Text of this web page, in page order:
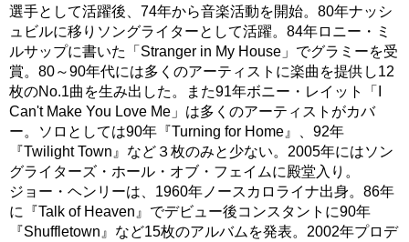
選手として活躍後、74年から音楽活動を開始。80年ナッシ
ュビルに移りソングライターとして活躍。84年ロニー・ミ
ルサップに書いた「Stranger in My House」でグラミーを受
賞。80～90年代には多くのアーティストに楽曲を提供し12
枚のNo.1曲を生み出した。また91年ボニー・レイット「I
Can't Make You Love Me」は多くのアーティストがカバ
ー。ソロとしては90年『Turning for Home』、92年
『Twilight Town』など３枚のみと少ない。2005年にはソン
グライターズ・ホール・オブ・フェイムに殿堂入り。
ジョー・ヘンリーは、1960年ノースカロライナ出身。86年
に『Talk of Heaven』でデビュー後コンスタントに90年
『Shuffletown』など15枚のアルバムを発表。2002年プロデ